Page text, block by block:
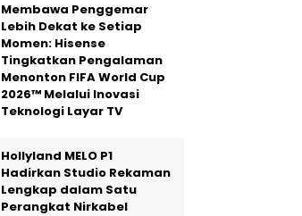
Membawa Penggemar
Lebih Dekat ke Setiap
Momen: Hisense
Tingkatkan Pengalaman
Menonton FIFA World Cup
2026™ Melalui Inovasi
Teknologi Layar TV
Hollyland MELO P1
Hadirkan Studio Rekaman
Lengkap dalam Satu
Perangkat Nirkabel